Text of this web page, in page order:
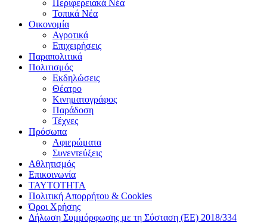
Περιφερειακά Νέα
Τοπικά Νέα
Οικονομία
Αγροτικά
Επιχειρήσεις
Παραπολιτικά
Πολιτισμός
Εκδηλώσεις
Θέατρο
Κινηματογράφος
Παράδοση
Τέχνες
Πρόσωπα
Αφιερώματα
Συνεντεύξεις
Αθλητισμός
Επικοινωνία
ΤΑΥΤΟΤΗΤΑ
Πολιτική Απορρήτου & Cookies
Όροι Χρήσης
Δήλωση Συμμόρφωσης με τη Σύσταση (ΕΕ) 2018/334